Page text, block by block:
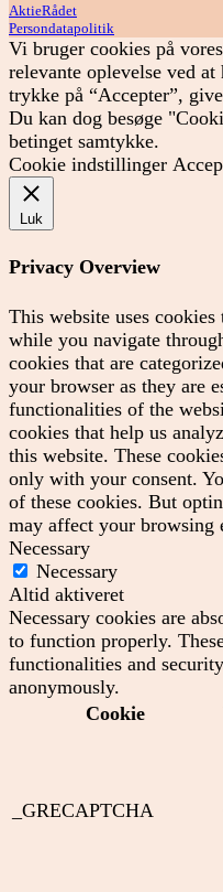
AktieRådet
Persondatapolitik
Vi bruger cookies på
relevante oplevelse ved
trykke på “Accepter”,
Du kan dog besøge
betinget samtykke.
Cookie indstillinger
Luk
Privacy Overview
This website uses
while you navigate
cookies that are
your browser as they are
functionalities of the
cookies that help us
this website. These
only with your consent.
of these cookies. But
may affect your browsing
Necessary
Necessary
Altid aktiveret
Necessary cookies are
to function properly.
functionalities and
anonymously.
Cookie
_GRECAPTCHA